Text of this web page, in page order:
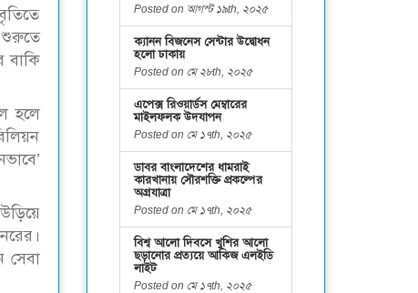
শুরুতে
বাকি
হলে
সেবা
Posted on আগস্ট ১৯th, ২০২৫
ক্যানন বিজনেস সেন্টার উদ্বোধন
হলো ঢাকায়
Posted on মে ২৮th, ২০২৫
এপেক্স রিওয়ার্ডস মেম্বারের
মাইলফলক উদযাপন
Posted on মে ১৭th, ২০২৫
ডাবর বাংলাদেশের ধামরাই
কারখানায় সৌরশক্তি প্রকল্পের
অগ্রযাত্রা
Posted on মে ১৭th, ২০২৫
বিশ্ব আলো দিবসে খুশির আলো
ছড়ানোর প্রত্যয়ে আকিজ এলইডি
লাইট
Posted on মে ১৭th, ২০২৫